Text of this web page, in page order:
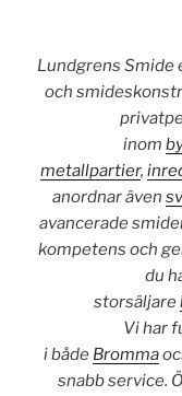
Lundgrens Smide
och
inom
metallpartier,
anordnar även
avancerade
kompetens och
du
storsäljare
Vi har
i både Bromma
snabb service.